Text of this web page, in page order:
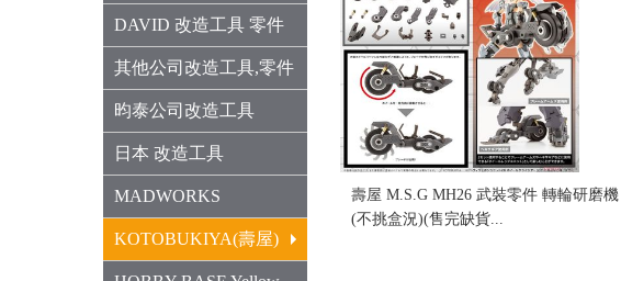
DAVID 改造工具 零件
其他公司改造工具,零件
昀泰公司改造工具
日本 改造工具
MADWORKS
KOTOBUKIYA(壽屋)
壽屋 M.S.G MH26 武裝零件 轉輪研磨機
(不挑盒況)(售完缺貨...